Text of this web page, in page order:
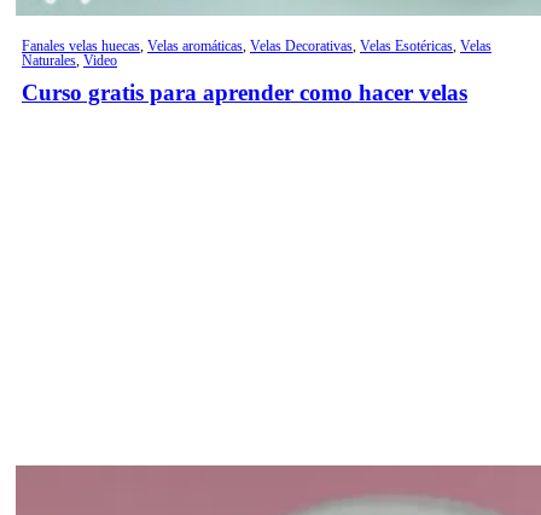
Fanales velas huecas, Velas aromáticas, Velas Decorativas, Velas Esotéricas, Velas
Naturales, Video
Curso gratis para aprender como hacer velas